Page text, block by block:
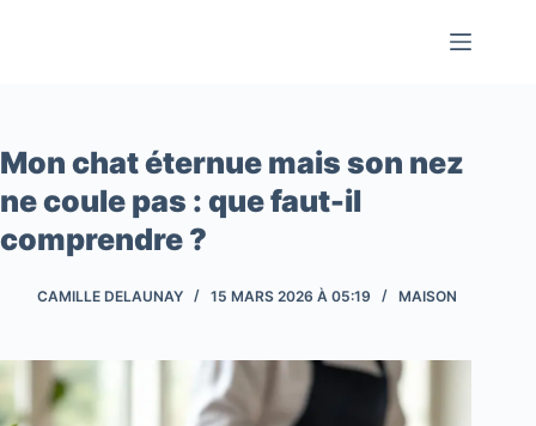
Mon chat éternue mais son nez
ne coule pas : que faut-il
comprendre ?
CAMILLE DELAUNAY 15 MARS 2026 À 05:19 MAISON